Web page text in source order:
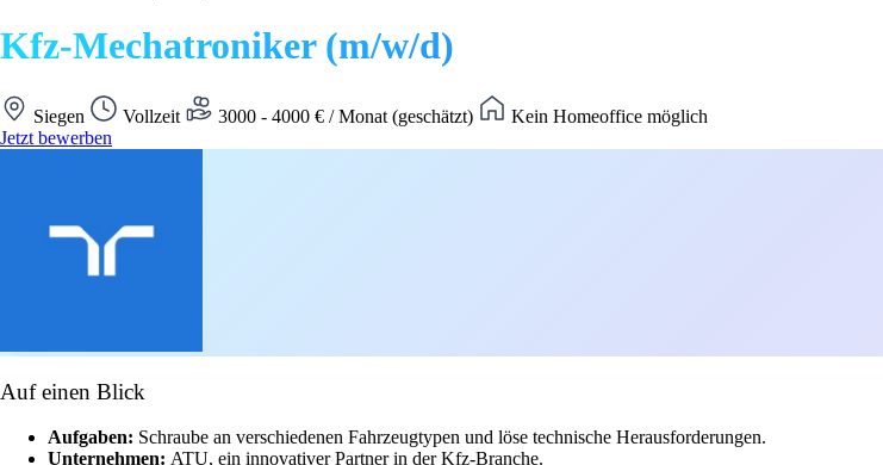
Kfz-Mechatroniker (m/w/d)
Siegen Vollzeit 3000 - 4000 € / Monat (geschätzt)
Kein Homeoffice möglich
Jetzt bewerben
Auf einen Blick
Aufgaben: Schraube an verschiedenen Fahrzeugtypen und löse technische Herausforderungen.
Unternehmen: ATU, ein innovativer Partner in der Kfz-Branche.